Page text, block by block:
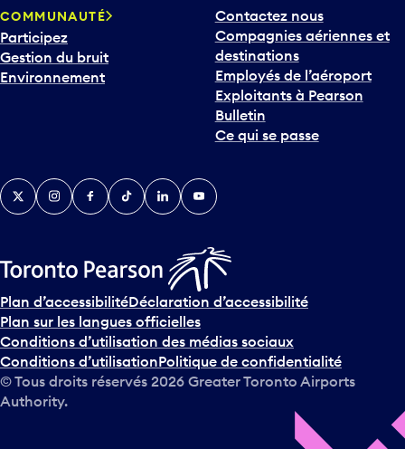
COMMUNAUTÉ
Participez
Gestion du bruit
Environnement
Contactez nous
Compagnies aériennes et
destinations
Employés de l’aéroport
Exploitants à Pearson
Bulletin
Ce qui se passe
TwitterInstagramFacebook
TikTokLinkedInYouTube
Plan d’accessibilitéDéclaration d’accessibilité
Plan sur les langues officielles
Conditions d’utilisation des médias sociaux
Conditions d’utilisationPolitique de confidentialité
© Tous droits réservés 2026 Greater Toronto Airports
Authority.